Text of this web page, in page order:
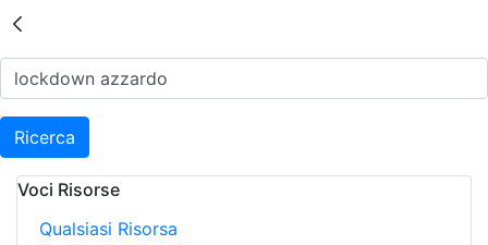
Risultati della Ricerca -
Ricerca
Voci Risorse
Qualsiasi Risorsa